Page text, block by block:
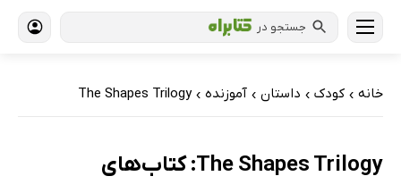
جستجو در
خانه › کودک › داستان › آموزنده ›
The Shapes Trilogy
The Shapes Trilogy: کتاب‌های